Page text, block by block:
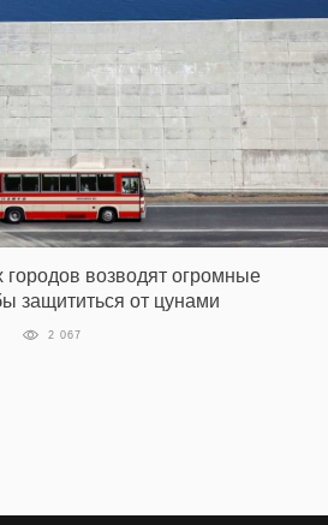
городов возводят огромные
защититься от цунами
2 067